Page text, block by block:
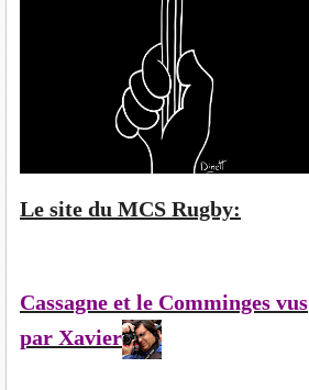
Le site du MCS Rugby:
Cassagne et le Comminges vus
par Xavier